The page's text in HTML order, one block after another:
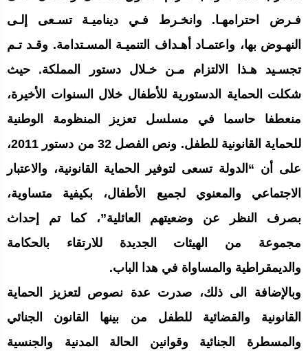
فـرض احترامهـا. وانخـرط فـي ديناميـة تسـعى إلـى
النهـوض بها، واعتمـاد أهـداف التنميـة المسـتدامة. وقـد تـم
تجسـيد هـذا الالتزام مـن خـلال دستور المملكة. حيث
شكلت الحماية الدستورية للأطفال خلال السنوات الأخيرة،
منعطفا حاسما في مسلسل تعزيز المنظومة الوطنية
للحماية القانونية للطفل. ونص الفصل 32 من دستور 2011،
على أن “الدولة تسعى لتوفير الحماية القانونية، والاعتبار
الاجتماعي والمعنوي لجميع الأطفال، بكيفية متساوية،
بصرف النظر عن وضعيتهم العائلية”، كما تم إحداث
مجموعة من الهيئات الجديدة للارتقاء بالحكامة
والديمقراطية والمساواة في هدا الباب.
وبالإضافة الى ذلك، صدرت عدة نصوص لتعزيز الحماية
القانونية والقضائية للطفل من بينها القانون الجنائي
والمسطرة الجنائية وقوانين الحالة المدنية والجنسية